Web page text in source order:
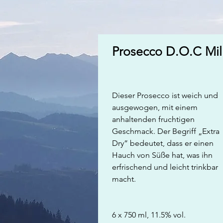
Prosecco D.O.C
Dieser Prosecco ist weich und
ausgewogen, mit einem
anhaltenden fruchtigen
Geschmack. Der Begriff „Extra
Dry” bedeutet, dass er einen
Hauch von Süße hat, was ihn
erfrischend und leicht trinkbar
macht.
6 x 750 ml, 11.5% vol.